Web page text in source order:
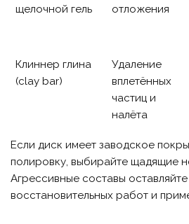
щелочной гель
отложения
Клиннер глина
(clay bar)
Удаление
вплетённых
частиц и
налёта
Если диск имеет заводское
полировку, выбирайте щадящие
Агрессивные составы оставляйте
восстановительных работ и